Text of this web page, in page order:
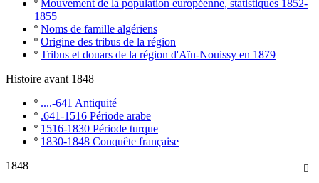
º Mouvement de la population européenne, statistiques 1852-
1855
º Noms de famille algériens
º Origine des tribus de la région
º Tribus et douars de la région d'Aïn-Nouissy en 1879
Histoire avant 1848
º ....-641 Antiquité
º .641-1516 Période arabe
º 1516-1830 Période turque
º 1830-1848 Conquête française

1848